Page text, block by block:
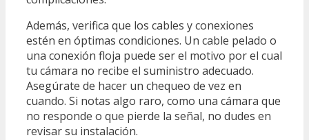
Además, verifica que los cables y conexiones
estén en óptimas condiciones. Un cable pelado o
una conexión floja puede ser el motivo por el cual
tu cámara no recibe el suministro adecuado.
Asegúrate de hacer un chequeo de vez en
cuando. Si notas algo raro, como una cámara que
no responde o que pierde la señal, no dudes en
revisar su instalación.